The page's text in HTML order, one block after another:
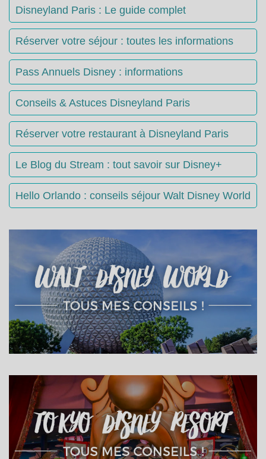
Disneyland Paris : Le guide complet
Réserver votre séjour : toutes les informations
Pass Annuels Disney : informations
Conseils & Astuces Disneyland Paris
Réserver votre restaurant à Disneyland Paris
Le Blog du Stream : tout savoir sur Disney+
Hello Orlando : conseils séjour Walt Disney World